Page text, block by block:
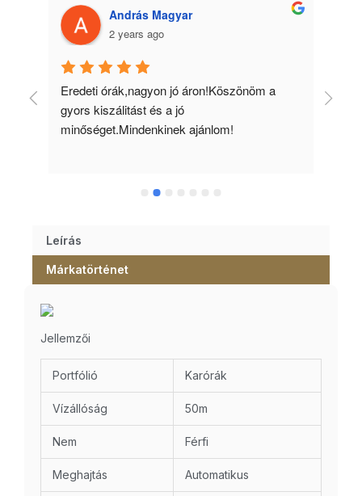
András Magyar
2 years ago
Eredeti órák,nagyon jó áron!Köszönöm a
gyors kiszálitást és a jó
minőséget.Mindenkinek ajánlom!
Leírás
Márkatörténet
Jellemzői
Portfólió Karórák
Vízállóság 50m
Nem Férfi
Meghajtás Automatikus